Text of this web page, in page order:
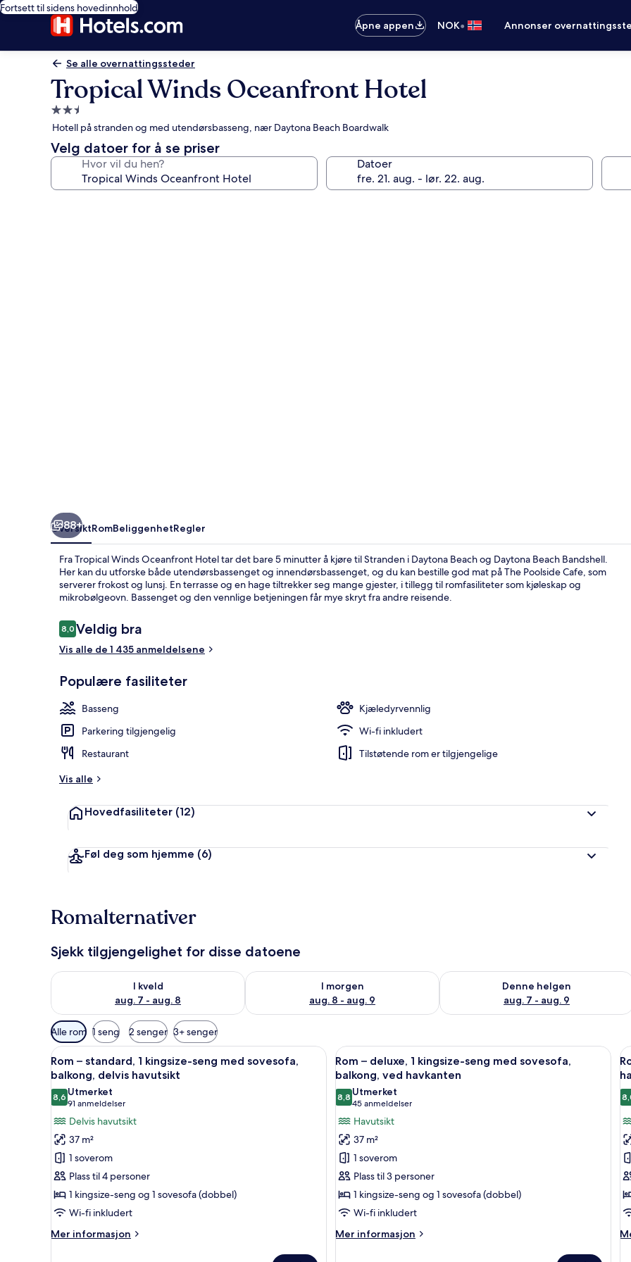
Fortsett til sidens hovedinnhold
Åpne appen
NOK• Annonser
Se alle overnattingssteder
Tropical Winds Oceanfront Hotel
Overnattingssted
med
2.5
stjerner
Hotell på stranden og med utendørsbasseng, nær Daytona Beach Boardwalk
Velg datoer for å se priser
Hvor vil du hen? Datoer
Leilighet –
88+
OversiktRomBeliggenhetRegler
Fra Tropical Winds Oceanfront Hotel tar det bare 5 minutter å kjøre til Stranden i Daytona Beach og Daytona Beach Bandshell.
Her kan du utforske både utendørsbassenget og innendørsbassenget, og du kan bestille god mat på The Poolside Cafe, som
serverer frokost og lunsj. En terrasse og en hage tiltrekker seg mange gjester, i tillegg til romfasiliteter som kjøleskap og
mikrobølgeovn. Bassenget og den vennlige betjeningen får mye skryt fra andre reisende.
Anmeldelser
8,08,0 av 10 –
Veldig bra
Vis alle de 1 435 anmeldelsene
Populære fasiliteter
Basseng
Kjæledyrvennlig
Parkering tilgjengelig
Wi-fi inkludert
Restaurant
Tilstøtende rom er tilgjengelige
Vis alle
Hovedfasiliteter (12)
Føl deg som hjemme (6)
Romalternativer
Sjekk tilgjengelighet for disse datoene
I kveld
aug. 7 - aug. 8
Sjekk tilgjengelighet for i kveld, aug. 7 - aug. 8
I morgen
aug. 8 - aug. 9
Sjekk tilgjengelighet for i morgen, aug. 8 - aug. 9
Denne helgen
aug. 7 - aug. 9
Sjekk tilgjengelighet for denne
Tilgjengelige
filtre
for
rom
Alle rom 1 seng 2 senger 3+ senger
Åpne
alle
bildene
av
Rom
–
standard,
kingsize-
seng
med
sovesofa,
Rom – standard, 1 kingsize-seng med sovesofa, balkong, delvis havutsikt | Sengetøy av topp kvalitet, safe
11
Rom – standard, 1 kingsize-seng med sovesofa,
balkong, delvis havutsikt
8,68,6 av 10
Utmerket
91 anmeldelser
(91
anmeldelser)
Delvis havutsikt
37 m²
1 soverom
Plass til 4 personer
1 kingsize-seng og 1 sovesofa (dobbel)
Wi-fi inkludert
Mer informasjon
Mer
Åpne
alle
bildene
av
Rom
–
deluxe,
kingsize-
seng
med
sovesofa,
Rom – deluxe, 1 kingsize-seng med
5
Rom – deluxe, 1 kingsize-seng med sovesofa,
balkong, ved havkanten
8,88,8 av 10
Utmerket
45 anmeldelser
(45
anmeldelser)
Havutsikt
37 m²
1 soverom
Plass til 3 personer
1 kingsize-seng og 1 sovesofa (dobbel)
Wi-fi inkludert
Mer informasjon
Mer
–
2